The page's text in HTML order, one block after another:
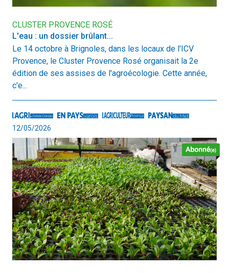
CLUSTER PROVENCE ROSÉ
L'eau : un dossier brûlant...
Le 14 octobre à Brignoles, dans les locaux de l'ICV
Provence, le Cluster Provence Rosé organisait la 2e
édition de ses assises de l'agroécologie. Cette année,
c'e...
12/05/2026